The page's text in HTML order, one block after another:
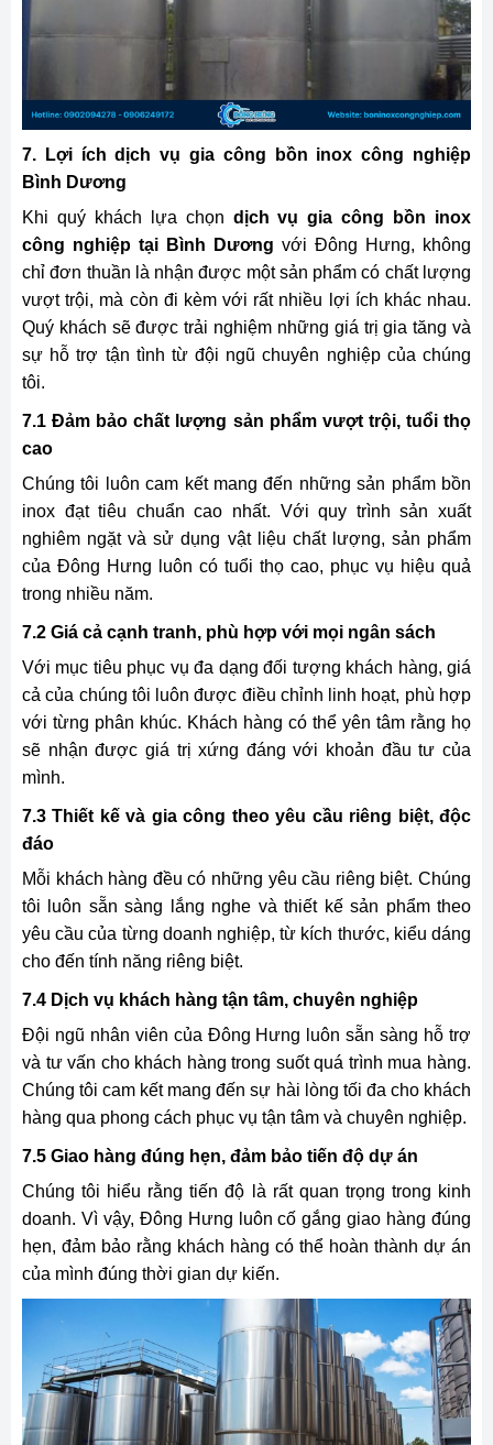
7. Lợi ích dịch vụ gia công bồn inox công nghiệp
Bình Dương
Khi quý khách lựa chọn dịch vụ gia công bồn inox
công nghiệp tại Bình Dương với Đông Hưng, không
chỉ đơn thuần là nhận được một sản phẩm có chất lượng
vượt trội, mà còn đi kèm với rất nhiều lợi ích khác nhau.
Quý khách sẽ được trải nghiệm những giá trị gia tăng và
sự hỗ trợ tận tình từ đội ngũ chuyên nghiệp của chúng
tôi.
7.1 Đảm bảo chất lượng sản phẩm vượt trội, tuổi thọ
cao
Chúng tôi luôn cam kết mang đến những sản phẩm bồn
inox đạt tiêu chuẩn cao nhất. Với quy trình sản xuất
nghiêm ngặt và sử dụng vật liệu chất lượng, sản phẩm
của Đông Hưng luôn có tuổi thọ cao, phục vụ hiệu quả
trong nhiều năm.
7.2 Giá cả cạnh tranh, phù hợp với mọi ngân sách
Với mục tiêu phục vụ đa dạng đối tượng khách hàng, giá
cả của chúng tôi luôn được điều chỉnh linh hoạt, phù hợp
với từng phân khúc. Khách hàng có thể yên tâm rằng họ
sẽ nhận được giá trị xứng đáng với khoản đầu tư của
mình.
7.3 Thiết kế và gia công theo yêu cầu riêng biệt, độc
đáo
Mỗi khách hàng đều có những yêu cầu riêng biệt. Chúng
tôi luôn sẵn sàng lắng nghe và thiết kế sản phẩm theo
yêu cầu của từng doanh nghiệp, từ kích thước, kiểu dáng
cho đến tính năng riêng biệt.
7.4 Dịch vụ khách hàng tận tâm, chuyên nghiệp
Đội ngũ nhân viên của Đông Hưng luôn sẵn sàng hỗ trợ
và tư vấn cho khách hàng trong suốt quá trình mua hàng.
Chúng tôi cam kết mang đến sự hài lòng tối đa cho khách
hàng qua phong cách phục vụ tận tâm và chuyên nghiệp.
7.5 Giao hàng đúng hẹn, đảm bảo tiến độ dự án
Chúng tôi hiểu rằng tiến độ là rất quan trọng trong kinh
doanh. Vì vậy, Đông Hưng luôn cố gắng giao hàng đúng
hẹn, đảm bảo rằng khách hàng có thể hoàn thành dự án
của mình đúng thời gian dự kiến.